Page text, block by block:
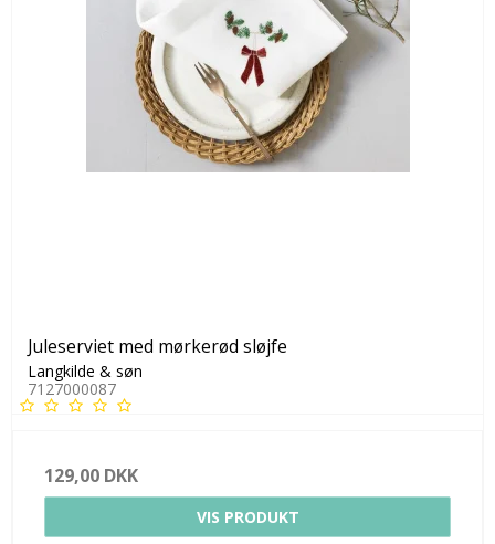
Juleserviet med mørkerød sløjfe
Langkilde & søn
7127000087
129,00 DKK
VIS PRODUKT